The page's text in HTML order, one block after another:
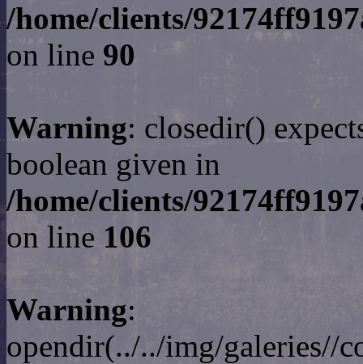
/home/clients/
on line 90
Warning: closedir()
boolean given in
/home/clients/
on line 106
Warning:
opendir(../../img/galeries//